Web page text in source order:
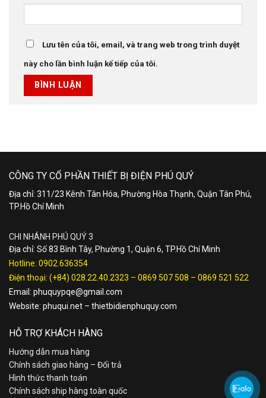
Lưu tên của tôi, email, và trang web trong trình duyệt
này cho lần bình luận kế tiếp của tôi.
CÔNG TY CỔ PHẦN THIẾT BỊ ĐIỆN PHÚ QUÝ
Địa chỉ: 311/23 Kênh Tân Hóa, Phường Hòa Thạnh, Quận Tân Phú,
TP.Hồ Chí Minh
CHI NHÁNH PHÚ QUÝ 3
Địa chỉ: Số 83 Bình Tây, Phường 1, Quận 6, TP.Hồ Chí Minh
Hotline: 0902.636354
Điện thoại: (+84) 028.22.40.2323 – 0869 507 508 – 0869 521 522
Email: phuquypqe@gmail.com
Website: phuqui.net – thietbidienphuquy.com
HỖ TRỢ KHÁCH HÀNG
Hướng dẫn mua hàng
Chính sách giao hàng – Đổi trả
Hình thức thanh toán
Chính sách ship hàng toàn quốc